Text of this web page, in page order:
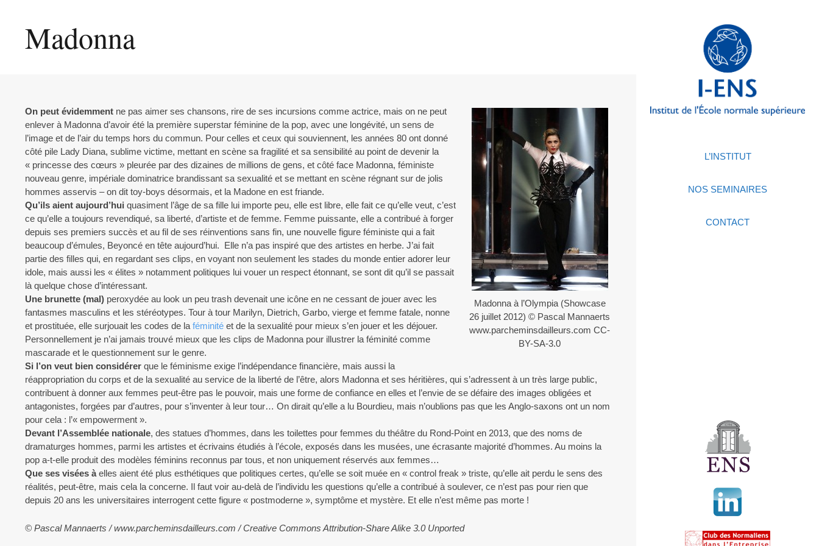
L’INSTITUT
NOS SEMINAIRES
CONTACT
Madonna
Madonna à l’Olympia (Showcase
26 juillet 2012) © Pascal Mannaerts
www.parcheminsdailleurs.com CC-
BY-SA-3.0
On peut évidemment ne pas aimer ses chansons, rire de ses incursions comme actrice, mais on ne peut
enlever à Madonna d’avoir été la première superstar féminine de la pop, avec une longévité, un sens de
l’image et de l’air du temps hors du commun. Pour celles et ceux qui souviennent, les années 80 ont donné
côté pile Lady Diana, sublime victime, mettant en scène sa fragilité et sa sensibilité au point de devenir la
« princesse des cœurs » pleurée par des dizaines de millions de gens, et côté face Madonna, féministe
nouveau genre, impériale dominatrice brandissant sa sexualité et se mettant en scène régnant sur de jolis
hommes asservis – on dit toy-boys désormais, et la Madone en est friande.
Qu’ils aient aujourd’hui quasiment l’âge de sa fille lui importe peu, elle est libre, elle fait ce qu’elle veut, c’est
ce qu’elle a toujours revendiqué, sa liberté, d’artiste et de femme. Femme puissante, elle a contribué à forger
depuis ses premiers succès et au fil de ses réinventions sans fin, une nouvelle figure féministe qui a fait
beaucoup d’émules, Beyoncé en tête aujourd’hui. Elle n’a pas inspiré que des artistes en herbe. J’ai fait
partie des filles qui, en regardant ses clips, en voyant non seulement les stades du monde entier adorer leur
idole, mais aussi les « élites » notamment politiques lui vouer un respect étonnant, se sont dit qu’il se passait
là quelque chose d’intéressant.
Une brunette (mal) peroxydée au look un peu trash devenait une icône en ne cessant de jouer avec les
fantasmes masculins et les stéréotypes. Tour à tour Marilyn, Dietrich, Garbo, vierge et femme fatale, nonne
et prostituée, elle surjouait les codes de laféminité et de la sexualité pour mieux s’en jouer et les déjouer.
Personnellement je n’ai jamais trouvé mieux que les clips de Madonna pour illustrer la féminité comme
mascarade et le questionnement sur le genre.
Si l’on veut bien considérer que le féminisme exige l’indépendance financière, mais aussi la
réappropriation du corps et de la sexualité au service de la liberté de l’être, alors Madonna et ses héritières, qui s’adressent à un très large public,
contribuent à donner aux femmes peut-être pas le pouvoir, mais une forme de confiance en elles et l’envie de se défaire des images obligées et
antagonistes, forgées par d’autres, pour s’inventer à leur tour… On dirait qu’elle a lu Bourdieu, mais n’oublions pas que les Anglo-saxons ont un nom
pour cela : l’« empowerment ».
Devant l’Assemblée nationale, des statues d’hommes, dans les toilettes pour femmes du théâtre du Rond-Point en 2013, que des noms de
dramaturges hommes, parmi les artistes et écrivains étudiés à l’école, exposés dans les musées, une écrasante majorité d’hommes. Au moins la
pop a-t-elle produit des modèles féminins reconnus par tous, et non uniquement réservés aux femmes…
Que ses visées à elles aient été plus esthétiques que politiques certes, qu’elle se soit muée en « control freak » triste, qu’elle ait perdu le sens des
réalités, peut-être, mais cela la concerne. Il faut voir au-delà de l’individu les questions qu’elle a contribué à soulever, ce n’est pas pour rien que
depuis 20 ans les universitaires interrogent cette figure « postmoderne », symptôme et mystère. Et elle n’est même pas morte !
© Pascal Mannaerts / www.parcheminsdailleurs.com / Creative Commons Attribution-Share Alike 3.0 Unported